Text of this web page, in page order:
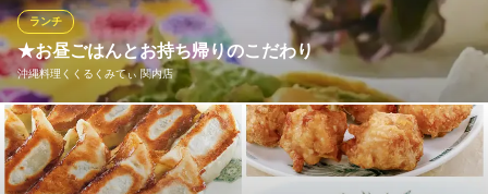
★お昼ごはんとお持ち帰りのこだわり
沖縄料理くくるくみてぃ 関内店
ランチ
【イートインもお土産も】選べる楽しさ､多彩なメニュー♪ くくる
くみてぃではお得なランチ限定メニューから､ 手軽に楽しめるテ
イクアウトメニューまで多彩にご用意いたしております☆彡